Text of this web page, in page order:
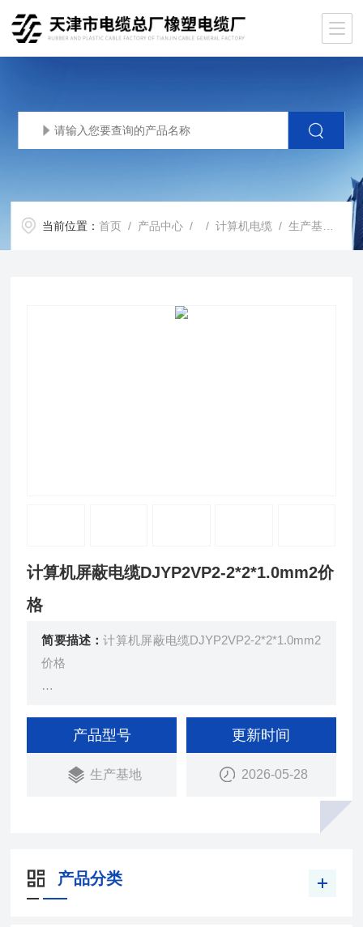
当前位置：首页 / 产品中心 / /计算机电缆 / 生产基地计算机屏蔽电缆DJYP2VP2-2*2*1.0mm2价格
计算机屏蔽电缆DJYP2VP2-2*2*1.0mm2价
格
简要描述：计算机屏蔽电缆DJYP2VP2-2*2*1.0mm2
价格
系统（DCS）的数据传输和抗干扰要求较高的检测
仪器仪表，以及其他自控系统的弱信号连接、传输。
产品型号
生产基地
更新时间
2026-05-28
产品分类